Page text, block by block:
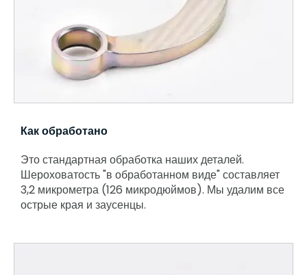
Как обработано
Это стандартная обработка наших деталей.
Шероховатость "в обработанном виде" составляет
3,2 микрометра (126 микродюймов). Мы удалим все
острые края и заусенцы.